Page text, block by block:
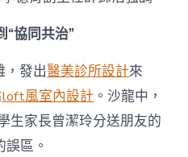
“協同共治”
，發出醫美診所設計來
loft風室內設計 。沙龍中，
生家長曾潔玲分送朋友的
區。